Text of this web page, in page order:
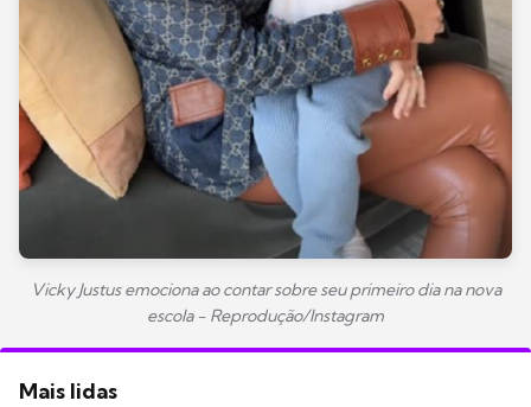
Vicky Justus emociona ao contar sobre seu primeiro dia na nova
escola - Reprodução/Instagram
Mais lidas